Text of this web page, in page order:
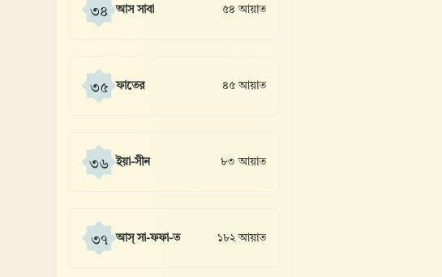
৩৪ আস সাবা ৫৪ আয়াত
৩৫ ফাতের ৪৫ আয়াত
৩৬ ইয়া-সীন ৮৩ আয়াত
৩৭ আস্ সা-ফফা-ত ১৮২ আয়াত